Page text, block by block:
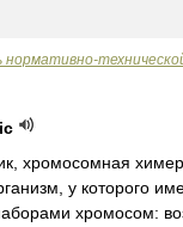
нормативно-
хромосомная
у которого
хромосом: